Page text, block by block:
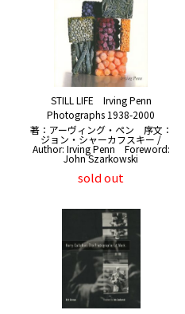
STILL LIFE Irving Penn
Photographs 1938-2000
著：アーヴィング・ペン 序文：
ジョン・シャーカフスキー /
Author: Irving Penn Foreword:
John Szarkowski
sold out